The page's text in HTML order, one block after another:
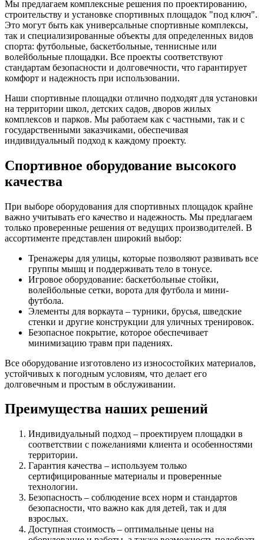
Мы предлагаем комплексные решения по проектированию,
строительству и установке спортивных площадок "под ключ".
Это могут быть как универсальные спортивные комплексы,
так и специализированные объекты для определенных видов
спорта: футбольные, баскетбольные, теннисные или
волейбольные площадки. Все проекты соответствуют
стандартам безопасности и долговечности, что гарантирует
комфорт и надежность при использовании.
Наши спортивные площадки отлично подходят для установки
на территории школ, детских садов, дворов жилых
комплексов и парков. Мы работаем как с частными, так и с
государственными заказчиками, обеспечивая
индивидуальный подход к каждому проекту.
Спортивное оборудование высокого
качества
При выборе оборудования для спортивных площадок крайне
важно учитывать его качество и надежность. Мы предлагаем
только проверенные решения от ведущих производителей. В
ассортименте представлен широкий выбор:
Тренажеры для улицы, которые позволяют развивать все
группы мышц и поддерживать тело в тонусе.
Игровое оборудование: баскетбольные стойки,
волейбольные сетки, ворота для футбола и мини-
футбола.
Элементы для воркаута – турники, брусья, шведские
стенки и другие конструкции для уличных тренировок.
Безопасное покрытие, которое обеспечивает
минимизацию травм при падениях.
Все оборудование изготовлено из износостойких материалов,
устойчивых к погодным условиям, что делает его
долговечным и простым в обслуживании.
Преимущества наших решений
Индивидуальный подход – проектируем площадки в
соответствии с пожеланиями клиента и особенностями
территории.
Гарантия качества – используем только
сертифицированные материалы и проверенные
технологии.
Безопасность – соблюдение всех норм и стандартов
безопасности, что важно как для детей, так и для
взрослых.
Доступная стоимость – оптимальные цены на